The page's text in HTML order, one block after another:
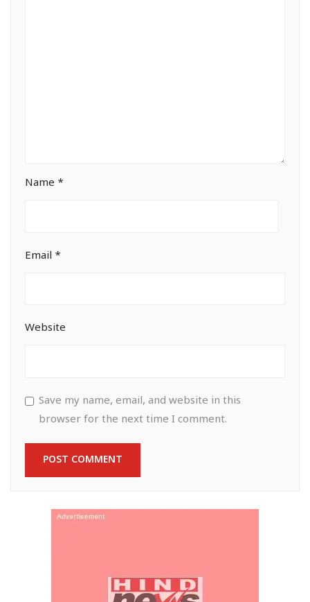
Name *
Email *
Website
Save my name, email, and website in this
browser for the next time I comment.